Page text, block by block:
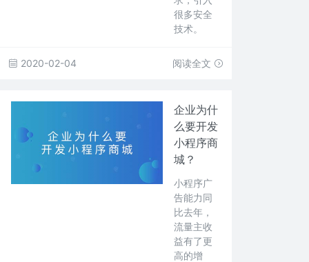
很多安全
技术。
2020-02-04 阅读全文
企业为什
么要开发
小程序商
城？
小程序广
告能力同
比去年，
流量主收
益有了更
高的增